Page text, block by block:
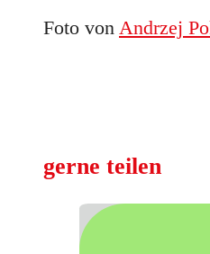
Foto von Andrzej
gerne teilen